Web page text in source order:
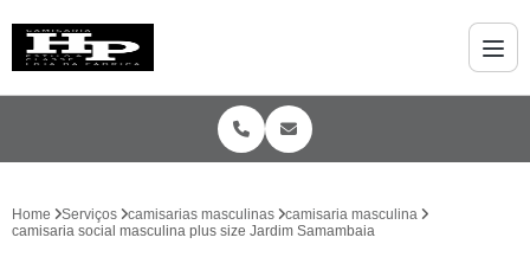
Home Serviços camisarias masculinas
camisaria masculina
camisaria social masculina plus size Jardim Samambaia